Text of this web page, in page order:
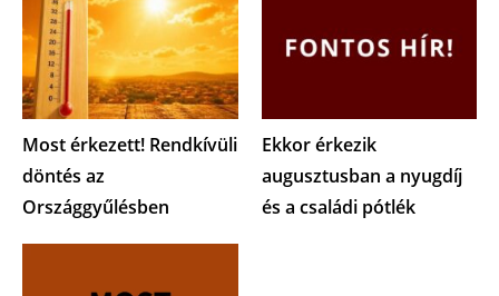
Most érkezett! Rendkívüli
döntés az
Országgyűlésben
Ekkor érkezik
augusztusban a nyugdíj
és a családi pótlék